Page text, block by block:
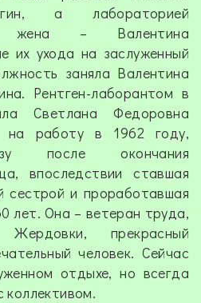
а лабораторией
жена – Валентина
их ухода на заслуженный
заняла Валентина
Рентген-лаборантом в
Светлана Федоровна
на работу в 1962 году,
после окончания
впоследствии ставшая
сестрой и проработавшая
лет. Она – ветеран труда,
прекрасный
человек. Сейчас
отдыхе, но всегда
коллективом.